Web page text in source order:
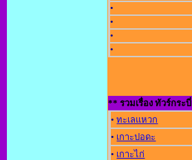
•
•
•
•
** รวมเรื่อง ทัวร์กระบี่
•ทะเลแหวก
• เกาะปอดะ
• เกาะไก่